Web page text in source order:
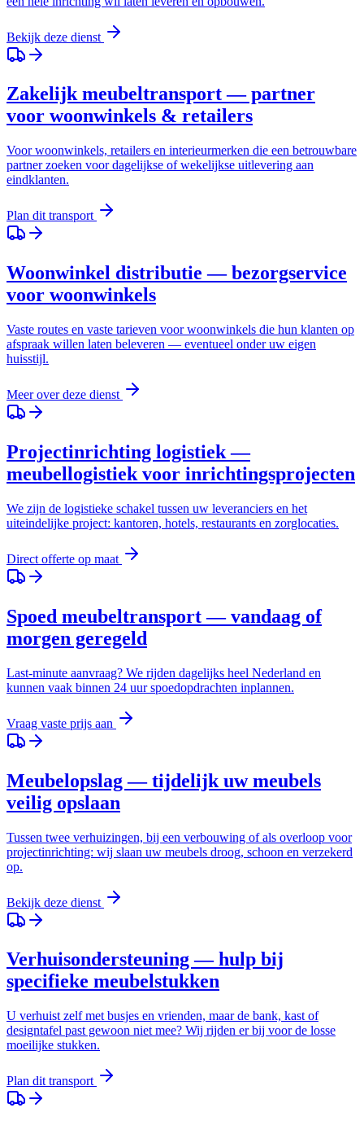
Bekijk deze dienst
Zakelijk meubeltransport — partner
voor woonwinkels & retailers
Voor woonwinkels, retailers en interieurmerken die een betrouwbare
partner zoeken voor dagelijkse of wekelijkse uitlevering aan
eindklanten.
Plan dit transport
Woonwinkel distributie — bezorgservice
voor woonwinkels
Vaste routes en vaste tarieven voor woonwinkels die hun klanten op
afspraak willen laten beleveren — eventueel onder uw eigen
huisstijl.
Meer over deze dienst
Projectinrichting logistiek —
meubellogistiek voor inrichtingsprojecten
We zijn de logistieke schakel tussen uw leveranciers en het
uiteindelijke project: kantoren, hotels, restaurants en zorglocaties.
Direct offerte op maat
Spoed meubeltransport — vandaag of
morgen geregeld
Last-minute aanvraag? We rijden dagelijks heel Nederland en
kunnen vaak binnen 24 uur spoedopdrachten inplannen.
Vraag vaste prijs aan
Meubelopslag — tijdelijk uw meubels
veilig opslaan
Tussen twee verhuizingen, bij een verbouwing of als overloop voor
projectinrichting: wij slaan uw meubels droog, schoon en verzekerd
op.
Bekijk deze dienst
Verhuisondersteuning — hulp bij
specifieke meubelstukken
U verhuist zelf met busjes en vrienden, maar de bank, kast of
designtafel past gewoon niet mee? Wij rijden er bij voor de losse
moeilijke stukken.
Plan dit transport